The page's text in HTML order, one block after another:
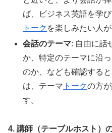
ば、ビジネス英語を学
トーク を楽しみたい人
会話のテーマ: 自由に話
か、特定のテーマに沿
のか、なども確認する
は、テーマ トークの方
す。
4. 講師（テーブルホスト）